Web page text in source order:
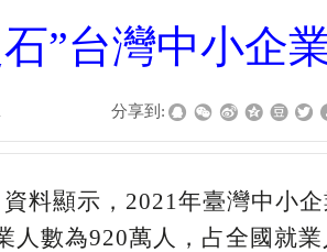
”台灣中小企
分享到:
料顯示，2021年臺灣中小
人數為920萬人，占全國就